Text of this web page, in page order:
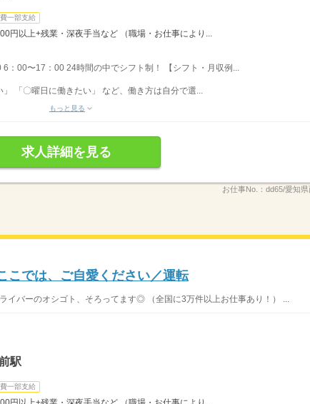
一部支給
円以上+残業・深夜手当など （職場・お仕事により...
：00〜17：00 24時間の中でシフト制！ 【シフト・月収例...
」 「〇曜日に働きたい」 など、働き方は自分で選...
もっと見る
求人詳細を見る
お仕事No.： dd65/愛知
こでは、ご自愛ください／運転
イバーのオシゴト、そろってます◎ （全国に3万件以上お仕事あり！） ...
駅
一部支給